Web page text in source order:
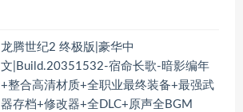
龙腾世纪2 终极版|豪华中
文|Build.20351532-宿命长歌-暗影编年
+整合高清材质+全职业最终装备+最强武
器存档+修改器+全DLC+原声全BGM